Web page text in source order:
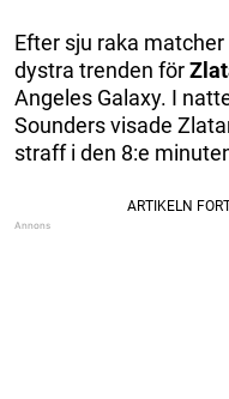
Efter sju raka
dystra trenden för
Angeles Galaxy. I
Sounders visade
straff i den 8:e